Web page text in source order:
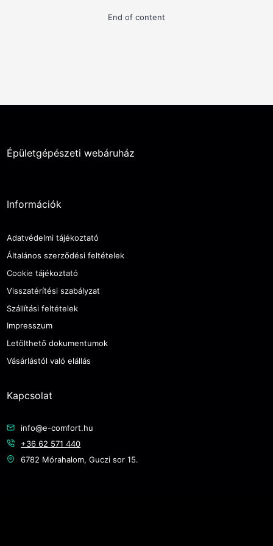
End of content
Épületgépészeti webáruház
Információk
Adatvédelmi tájékoztató
Általános szerződési feltételek
Cookie tájékoztató
Visszatérítési szabályzat
Szállítási feltételek
Impresszum
Letölthető dokumentumok
Vásárlástól való elállás
Kapcsolat
info@e-comfort.hu
+36 62 571 440
6782 Mórahalom, Guczi sor 15.